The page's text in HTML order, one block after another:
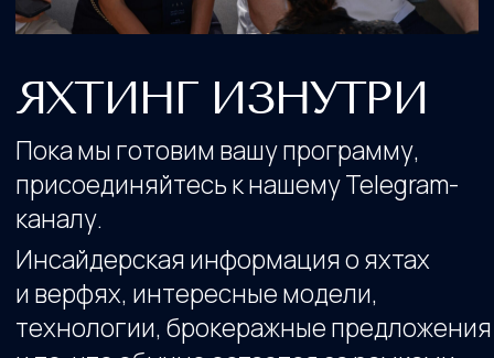
Написать в WhatsApp
ОБСУДИТЬ
ДЕТАЛИ ПРЯМО
СЕЙЧАС?
Если у вас уже есть интересующая
модель или вопрос по посещению
выставки, напишите нам напрямую.